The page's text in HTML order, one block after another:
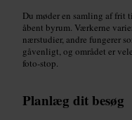
Du møder en samling af
åbent byrum. Værkerne
nærstudier, andre fungerer
gåvenligt, og området er
foto-stop.
Planlæg dit besøg